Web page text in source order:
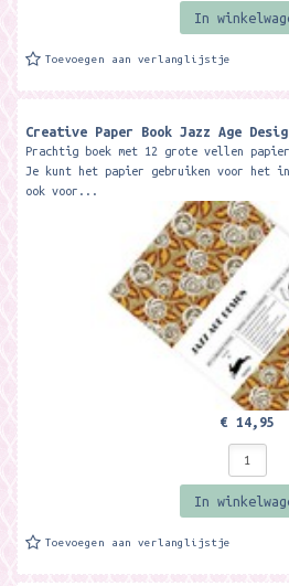
In
Toevoegen aan verlanglijstje
Creative Paper Book Jazz Age
Prachtig boek met 12 grote vellen
Je kunt het papier gebruiken voor het
ook voor...
€ 14,95
In
Toevoegen aan verlanglijstje